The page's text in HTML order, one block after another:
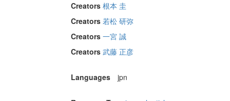
Creators 根本 圭
Creators 若松 研弥
Creators 一宮 誠
Creators 武藤 正彦
Languages jpn